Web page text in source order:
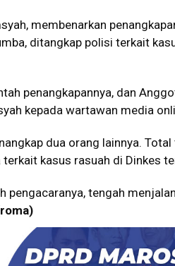
membenarkan
ditangkap polisi terkait
penangkapannya, dan
kepada wartawan media
dua orang lainnya.
kasus rasuah di Dinkes
pengacaranya, tengah